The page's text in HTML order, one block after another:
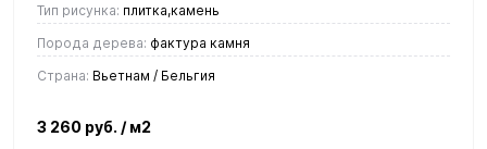
Тип рисунка: плитка,камень
Порода дерева: фактура камня
Страна: Вьетнам / Бельгия
3 260 руб. / м2